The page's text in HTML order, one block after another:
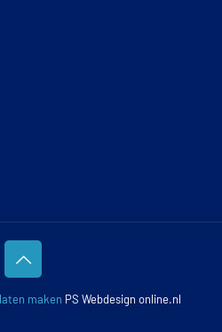
maken PS Webdesign online.nl